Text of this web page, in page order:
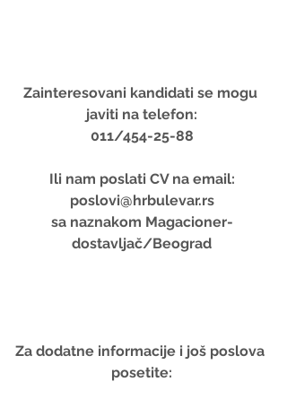
Zainteresovani kandidati se mogu
javiti na telefon:
011/454-25-88
Ili nam poslati CV na email:
poslovi@hrbulevar.rs
sa naznakom Magacioner-
dostavljač/Beograd
Za dodatne informacije i još poslova
posetite: